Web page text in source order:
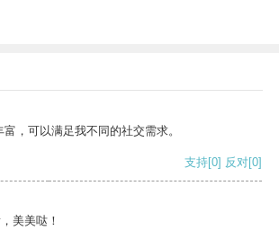
，可以满足我不同的社交需求。
支持[0] 反对[0]
美美哒！